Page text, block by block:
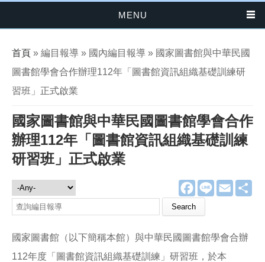
MENU
您在這裡
首頁 » 編目報導 » 國內編目報導 » 國家圖書館與中華民國
圖書館學會合作辦理112年「圖書館資訊組織基礎訓練研
習班」正式啟業
國家圖書館與中華民國圖書館學會合作
辦理112年「圖書館資訊組織基礎訓練
研習班」正式啟業
F
a
e
o
o
k
L
E
m
編目報導
國家圖書館（以下簡稱本館）與中華民國圖書館學會合辦
112年度「圖書館資訊組織基礎訓練」研習班，於本